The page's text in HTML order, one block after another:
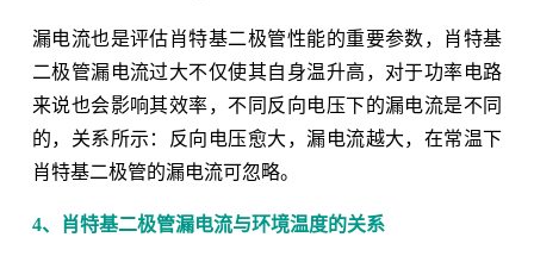
漏电流也是评估肖特基二极管性能的重要参数，肖特基
二极管漏电流过大不仅使其自身温升高，对于功率电路
来说也会影响其效率，不同反向电压下的漏电流是不同
的，关系所示：反向电压愈大，漏电流越大，在常温下
肖特基二极管的漏电流可忽略。
4、肖特基二极管漏电流与环境温度的关系